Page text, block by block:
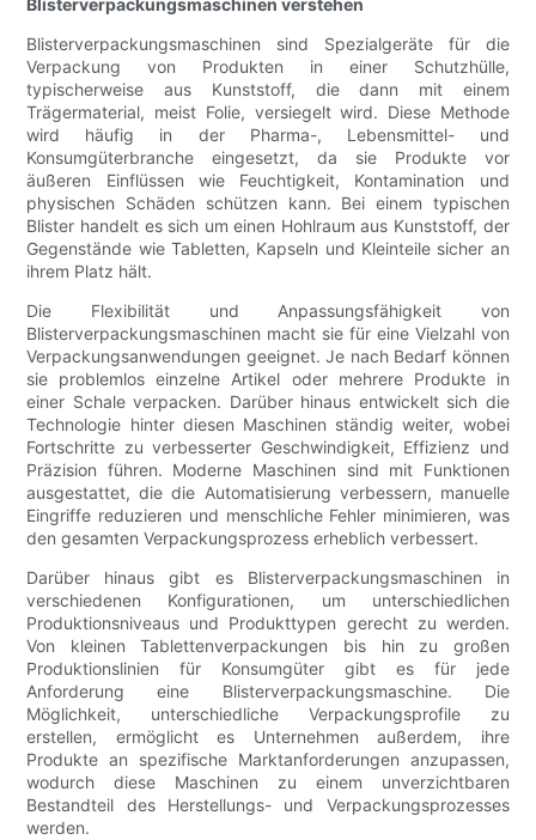
Blisterverpackungsmaschinen verstehen
Blisterverpackungsmaschinen sind Spezialgeräte für die
Verpackung von Produkten in einer Schutzhülle,
typischerweise aus Kunststoff, die dann mit einem
Trägermaterial, meist Folie, versiegelt wird. Diese Methode
wird häufig in der Pharma-, Lebensmittel- und
Konsumgüterbranche eingesetzt, da sie Produkte vor
äußeren Einflüssen wie Feuchtigkeit, Kontamination und
physischen Schäden schützen kann. Bei einem typischen
Blister handelt es sich um einen Hohlraum aus Kunststoff, der
Gegenstände wie Tabletten, Kapseln und Kleinteile sicher an
ihrem Platz hält.
Die Flexibilität und Anpassungsfähigkeit von
Blisterverpackungsmaschinen macht sie für eine Vielzahl von
Verpackungsanwendungen geeignet. Je nach Bedarf können
sie problemlos einzelne Artikel oder mehrere Produkte in
einer Schale verpacken. Darüber hinaus entwickelt sich die
Technologie hinter diesen Maschinen ständig weiter, wobei
Fortschritte zu verbesserter Geschwindigkeit, Effizienz und
Präzision führen. Moderne Maschinen sind mit Funktionen
ausgestattet, die die Automatisierung verbessern, manuelle
Eingriffe reduzieren und menschliche Fehler minimieren, was
den gesamten Verpackungsprozess erheblich verbessert.
Darüber hinaus gibt es Blisterverpackungsmaschinen in
verschiedenen Konfigurationen, um unterschiedlichen
Produktionsniveaus und Produkttypen gerecht zu werden.
Von kleinen Tablettenverpackungen bis hin zu großen
Produktionslinien für Konsumgüter gibt es für jede
Anforderung eine Blisterverpackungsmaschine. Die
Möglichkeit, unterschiedliche Verpackungsprofile zu
erstellen, ermöglicht es Unternehmen außerdem, ihre
Produkte an spezifische Marktanforderungen anzupassen,
wodurch diese Maschinen zu einem unverzichtbaren
Bestandteil des Herstellungs- und Verpackungsprozesses
werden.